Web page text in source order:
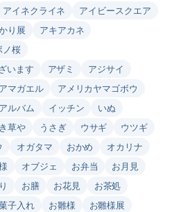
アイネクライネ
アイビースクエア
り展
アキアカネ
ノ桜
います
アザミ
アジサイ
アマガエル
アメリカヤマゴボウ
アルバム イッチン
いぬ
草や うさぎ ウサギ
ウツギ
オガタマ おかめ
オカリナ
オブジェ お弁当
お月見
お膳 お花見
お茶処
子入れ お雛様
お雛様展